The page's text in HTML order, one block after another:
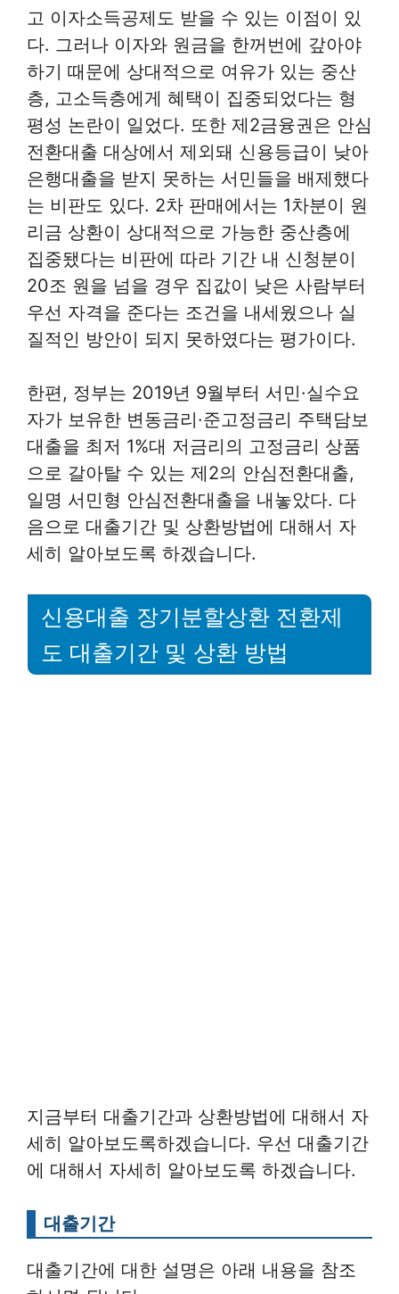
고 이자소득공제도 받을 수 있는 이점이 있
다. 그러나 이자와 원금을 한꺼번에 갚아야
하기 때문에 상대적으로 여유가 있는 중산
층, 고소득층에게 혜택이 집중되었다는 형
평성 논란이 일었다. 또한 제2금융권은 안심
전환대출 대상에서 제외돼 신용등급이 낮아
은행대출을 받지 못하는 서민들을 배제했다
는 비판도 있다. 2차 판매에서는 1차분이 원
리금 상환이 상대적으로 가능한 중산층에
집중됐다는 비판에 따라 기간 내 신청분이
20조 원을 넘을 경우 집값이 낮은 사람부터
우선 자격을 준다는 조건을 내세웠으나 실
질적인 방안이 되지 못하였다는 평가이다.
한편, 정부는 2019년 9월부터 서민·실수요
자가 보유한 변동금리·준고정금리 주택담보
대출을 최저 1%대 저금리의 고정금리 상품
으로 갈아탈 수 있는 제2의 안심전환대출,
일명 서민형 안심전환대출을 내놓았다. 다
음으로 대출기간 및 상환방법에 대해서 자
세히 알아보도록 하겠습니다.
신용대출 장기분할상환 전환제
도 대출기간 및 상환 방법
지금부터 대출기간과 상환방법에 대해서 자
세히 알아보도록하겠습니다. 우선 대출기간
에 대해서 자세히 알아보도록 하겠습니다.
대출기간
대출기간에 대한 설명은 아래 내용을 참조